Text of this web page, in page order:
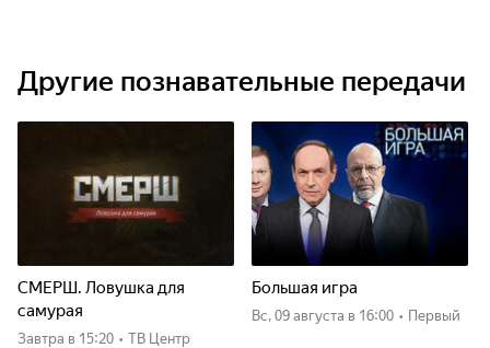
Другие познавательные передачи
СМЕРШ. Ловушка для
самурая
Завтра в 15:20 • ТВ Центр
Большая игра
вс, 09 августа в 16:00 • Первый